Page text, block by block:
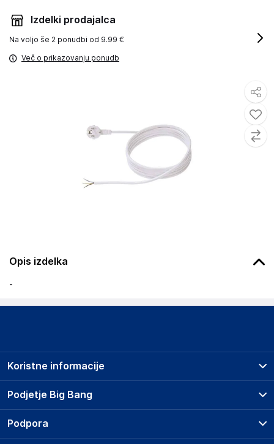
Opis izdelka
-
Izdelki prodajalca
Na voljo še 2 ponudbi od 9.99 €
Več o prikazovanju ponudb
Podjetje Big Bang
O podjetju
Koristne informacije
Prodajna mesta
Storitve
Dostava, vnos in odvoz
Podpora